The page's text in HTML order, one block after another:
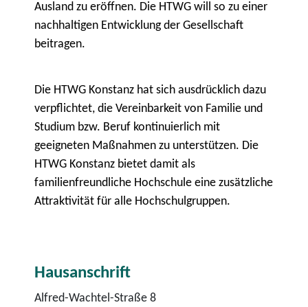
Ausland zu eröffnen. Die HTWG will so zu einer
nachhaltigen Entwicklung der Gesellschaft
beitragen.
Die HTWG Konstanz hat sich ausdrücklich dazu
verpflichtet, die Vereinbarkeit von Familie und
Studium bzw. Beruf kontinuierlich mit
geeigneten Maßnahmen zu unterstützen. Die
HTWG Konstanz bietet damit als
familienfreundliche Hochschule eine zusätzliche
Attraktivität für alle Hochschulgruppen.
Hausanschrift
Alfred-Wachtel-Straße 8